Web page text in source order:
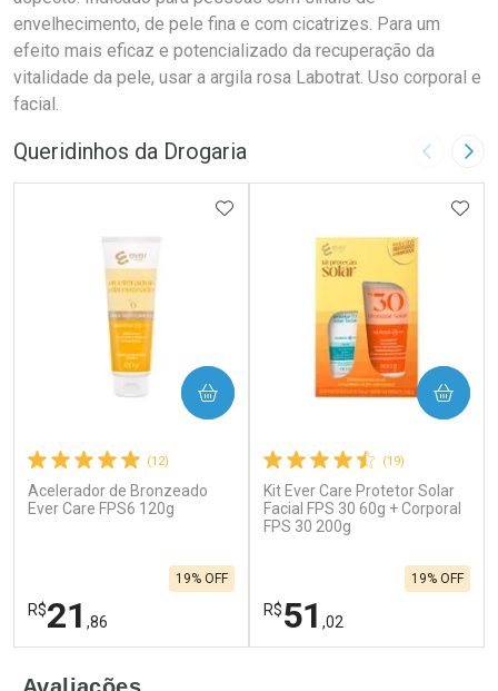
envelhecimento, de pele fina e com cicatrizes. Para um
efeito mais eficaz e potencializado da recuperação da
vitalidade da pele, usar a argila rosa Labotrat. Uso corporal e
facial.
Queridinhos da Drogaria Imagem
(12)
Acelerador de Bronzeado
Ever Care FPS6 120g
R$21 ,86
19% OFF
ADICIONAR AOS FAVORITOS
COMPRAR
(19)
Kit Ever Care Protetor Solar
Facial FPS 30 60g + Corporal
FPS 30 200g
R$51 ,02
19% OFF
COMPRAR